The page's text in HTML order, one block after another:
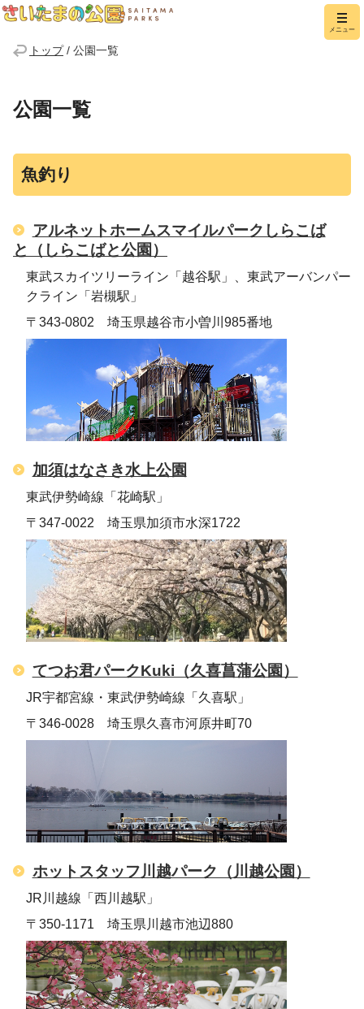
メニュー
トップ/ 公園一覧
公園一覧
魚釣り
アルネットホームスマイルパークしらこば
と（しらこばと公園）
東武スカイツリーライン「越谷駅」、東武アーバンパー
クライン「岩槻駅」
〒343-0802 埼玉県越谷市小曽川985番地
加須はなさき水上公園
東武伊勢崎線「花崎駅」
〒347-0022 埼玉県加須市水深1722
てつお君パークKuki（久喜菖蒲公園）
JR宇都宮線・東武伊勢崎線「久喜駅」
〒346-0028 埼玉県久喜市河原井町70
ホットスタッフ川越パーク（川越公園）
JR川越線「西川越駅」
〒350-1171 埼玉県川越市池辺880